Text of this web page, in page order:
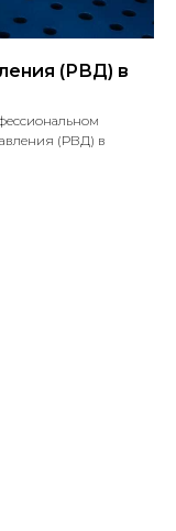
(РВД) в
(РВД) в